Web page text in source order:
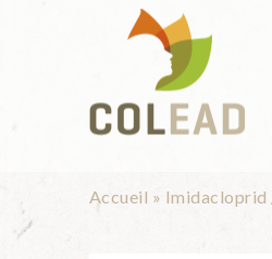
Aller au contenu principal
Vous êtes ici
Accueil » Imidacloprid